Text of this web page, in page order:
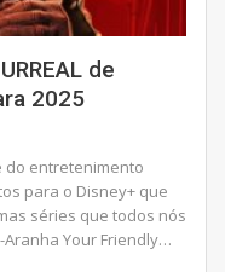
de
2025
do entretenimento
para o Disney+ que
séries que todos nós
Your Friendly…